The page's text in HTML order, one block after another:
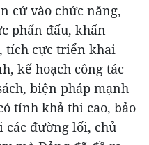
cứ vào chức năng,
phấn đấu, khẩn
tích cực triển khai
kế hoạch công tác
biện pháp mạnh
tính khả thi cao, bảo
các đường lối, chủ